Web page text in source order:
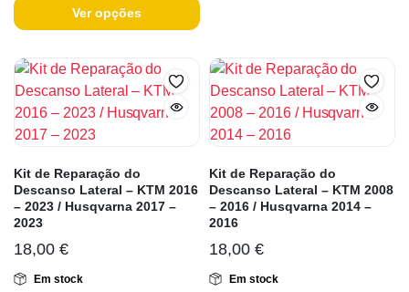
Ver opções
Kit de Reparação do
Descanso Lateral – KTM 2016
– 2023 / Husqvarna 2017 –
2023
18,00 €
Em stock
Kit de Reparação do
Descanso Lateral – KTM 2008
– 2016 / Husqvarna 2014 –
2016
18,00 €
Em stock